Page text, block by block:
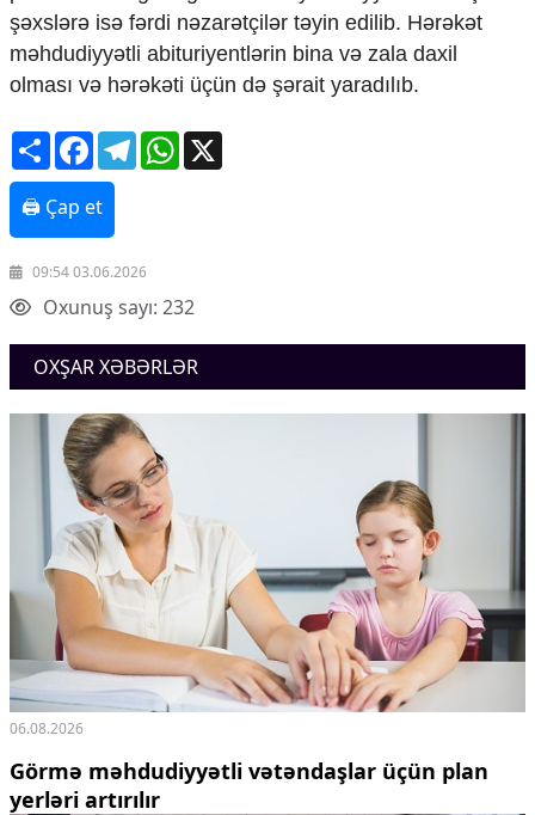
şəxslərə isə fərdi nəzarətçilər təyin edilib. Hərəkət
məhdudiyyətli abituriyentlərin bina və zala daxil
olması və hərəkəti üçün də şərait yaradılıb.
ShareFacebookTelegramWhatsApp
🖨 Çap et
09:54 03.06.2026
Oxunuş sayı: 232
OXŞAR XƏBƏRLƏR
06.08.2026
Görmə məhdudiyyətli vətəndaşlar üçün plan
yerləri artırılır